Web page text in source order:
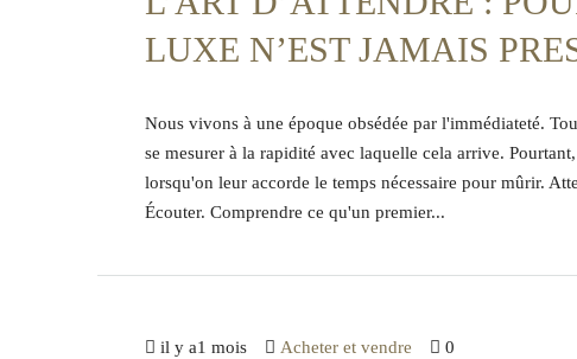
LUXE N’EST JAMAIS
Nous vivons à une époque obsédée par l'immédiateté.
se mesurer à la rapidité avec laquelle cela arrive.
lorsqu'on leur accorde le temps nécessaire pour mûrir.
Écouter. Comprendre ce qu'un premier...
il y a1 mois Acheter et vendre 0